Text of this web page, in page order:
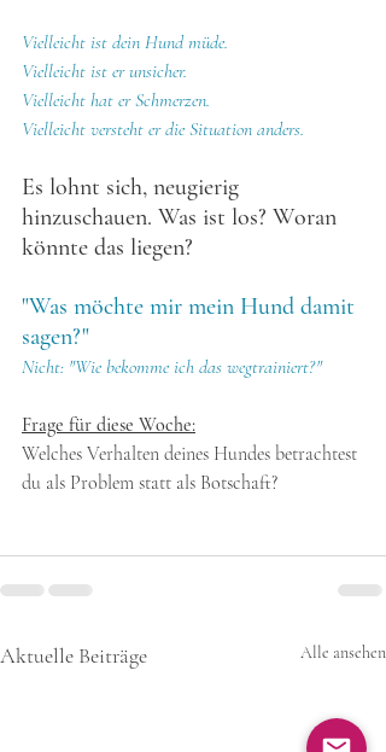
Vielleicht ist dein Hund müde.
Vielleicht ist er unsicher.
Vielleicht hat er Schmerzen.
Vielleicht versteht er die Situation anders.
Es lohnt sich, neugierig
hinzuschauen. Was ist los? Woran
könnte das liegen?
"Was möchte mir mein Hund damit
sagen?"
Nicht: "Wie bekomme ich das wegtrainiert?"
Frage für diese Woche:
Welches Verhalten deines Hundes betrachtest
du als Problem statt als Botschaft?
Aktuelle Beiträge Alle ansehen